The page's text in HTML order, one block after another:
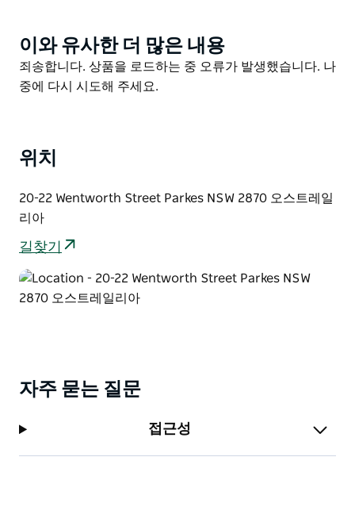
있던 곳이었습니다. 오늘날 이곳은 산책 학습 그리고 사색
을 위한 평화로운 공간을 제공합니다.
이 구역에는 파크스 지역의 전통적 수호자인 위라주리족
같은 지역 사회 행사에 활용되며 지역 위라주리족 예술가
흉터나무 그리고 토종 식용 식물을 활용한 부시터커 정원
을 선보입니다.
위라주리족은 뉴사우스웨일즈주에서 가장 큰 부족으로
며 주 면적의 거의 5분의 1을 차지합니다. 위라주리족은 4
만 년 넘게 이 땅에 살면서 보살펴 왔으며 지역과 깊은 영
추천합니다. 풍부하고 의미 있는 문화적 경험을 선사합니
Product
List
이와 유사한 더 많은 내용
Product
List
죄송합니다. 상품을 로드하는 중 오류가 발생했습니다. 나
중에 다시 시도해 주세요.
위치
20-22 Wentworth Street Parkes NSW 2870 오스트레일
리아
길찾기
자주 묻는 질문
접근성